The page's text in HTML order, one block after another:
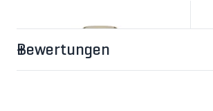
Bewertungen